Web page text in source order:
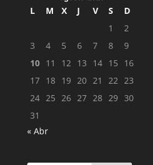
L M X J V S
D
1
2
3
4 5 6 7 8
9
10 11 12 13 14 15
16
17 18 19 20 21 22 23
24 25 26 27 28 29 30
31
« Abr